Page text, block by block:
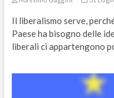
Il liberalismo serve,
Paese ha bisogno delle
liberali ci appartengono